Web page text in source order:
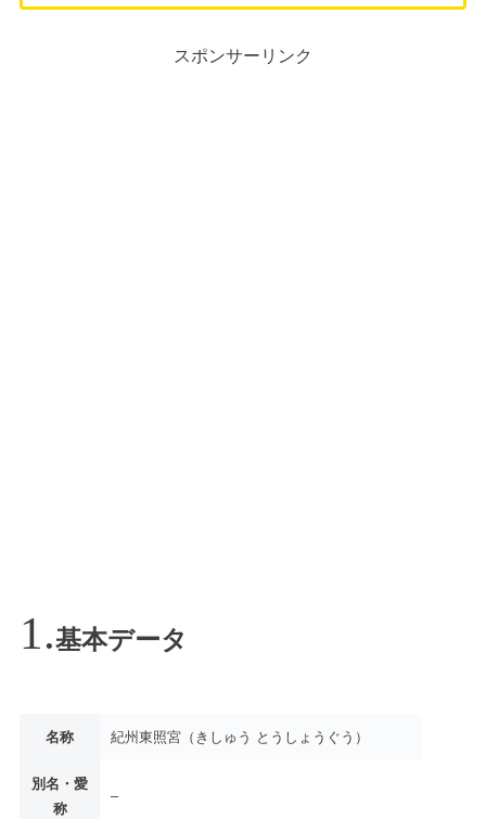
スポンサーリンク
基本データ
名称 紀州東照宮（きしゅう とうしょうぐう）
別名・愛
称
–